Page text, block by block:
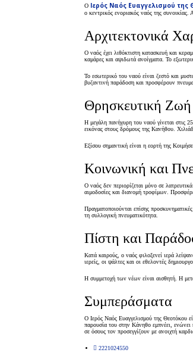
Ο Ιερός Ναός Ευαγγελισμού της
ο κεντρικός ενοριακός ναός της
Αρχιτεκτονικά
Ο ναός έχει λιθόκτιστη κατασκευή και
καμάρες και αψιδωτά ανοίγματα. Το
Το εσωτερικό του ναού είναι ζεστό και
βυζαντινή παράδοση και προσφέρουν
Θρησκευτική Ζωή
Η μεγάλη πανήγυρη του ναού γίνεται στις
εικόνας στους δρόμους της Κανήθου.
Εξίσου σημαντική είναι η εορτή της
Κοινωνική και
Ο ναός δεν περιορίζεται μόνο σε
αιμοδοσίες και διανομή τροφίμων.
Πραγματοποιούνται επίσης
τη συλλογική πνευματικότητα.
Πίστη και
Κατά καιρούς, ο ναός φιλοξενεί ιερά
ιερείς, οι ψάλτες και οι εθελοντές
Η συμμετοχή των νέων είναι αισθητή. Η
Συμπεράσματα
Ο Ιερός Ναός Ευαγγελισμού της Θεοτόκου
παρουσία του στην Κάνηθο εμπνέει, ενώνει
σε όσους τον προσεγγίζουν με ανοιχτή
2221024550